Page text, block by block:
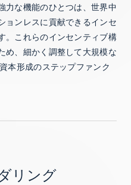
力な機能のひとつは、世界中
ョンレスに貢献できるインセ
。これらのインセンティブ構
め、細かく調整して大規模な
本形成のステップファンク
リング